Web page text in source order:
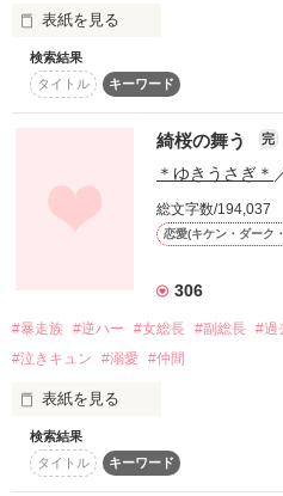
「……いいの？抵抗しないなら、
歪で神々しくて、いじわるで孤
――きっと、とっても優しい人だ
《今夜、星影を溶かして》
「俺、お前みたいなヤツは嫌いじ
黒澤くんはときどき、優しくて
そんな彼と一緒にいると、ドキ
俺が全力で守ってやる」
「だから、栞里。
公開　'24/06/30
作品を
表紙を見る
誰が見てもかっこいい。
女子からは毎日のように告白され
そんな学校一の王子様が俺の彼女
未だに信じらんないな。
検索結果
タイトル
キーワード
綺桜の舞う 完
＊ゆきうさぎ＊
総文字数/194,037
恋愛(キケン・ダーク
306
#暴走族 #逆ハー #女総長 #副総長 #過
#泣きキュン
#溺愛 #仲間
表紙を見る
夜桜。
世界一と名高い暴走族。
検索結果
タイトル
キーワード